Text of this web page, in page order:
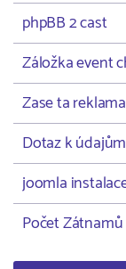
phpBB 2 cast
Záložka event
Zase ta reklama
Dotaz k
joomla
Počet Zátnamů